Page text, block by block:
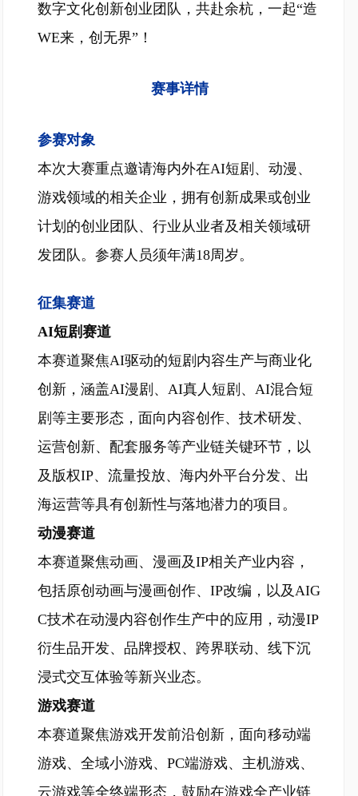
数字文化创新创业团队，共赴余杭，一起“造
WE来，创无界”！
赛事详情
参赛对象
本次大赛重点邀请海内外在AI短剧、动漫、
游戏领域的相关企业，拥有创新成果或创业
计划的创业团队、行业从业者及相关领域研
发团队。参赛人员须年满18周岁。
征集赛道
AI短剧赛道
本赛道聚焦AI驱动的短剧内容生产与商业化
创新，涵盖AI漫剧、AI真人短剧、AI混合短
剧等主要形态，面向内容创作、技术研发、
运营创新、配套服务等产业链关键环节，以
及版权IP、流量投放、海内外平台分发、出
海运营等具有创新性与落地潜力的项目。
动漫赛道
本赛道聚焦动画、漫画及IP相关产业内容，
包括原创动画与漫画创作、IP改编，以及AIG
C技术在动漫内容创作生产中的应用，动漫IP
衍生品开发、品牌授权、跨界联动、线下沉
浸式交互体验等新兴业态。
游戏赛道
本赛道聚焦游戏开发前沿创新，面向移动端
游戏、全域小游戏、PC端游戏、主机游戏、
云游戏等全终端形态，鼓励在游戏全产业链